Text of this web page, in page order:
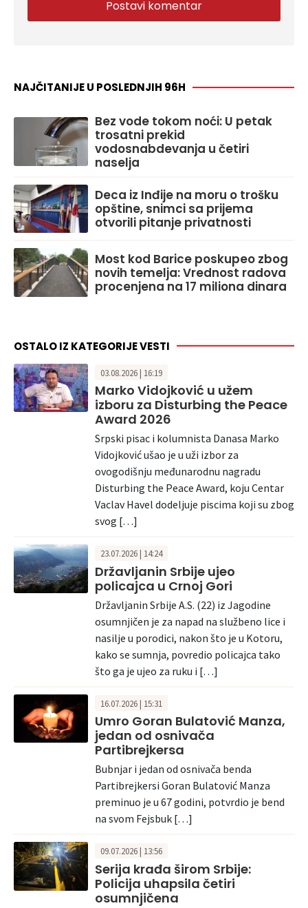
NAJČITANIJE U POSLEDNJIH 96H
Bez vode tokom noći: U petak
trosatni prekid
vodosnabdevanja u četiri
naselja
Deca iz Inđije na moru o trošku
opštine, snimci sa prijema
otvorili pitanje privatnosti
Most kod Barice poskupeo zbog
novih temelja: Vrednost radova
procenjena na 17 miliona dinara
OSTALO IZ KATEGORIJE VESTI
03.08.2026 | 16:19
Marko Vidojković u užem
izboru za Disturbing the Peace
Award 2026
Srpski pisac i kolumnista Danasa Marko
Vidojković ušao je u uži izbor za
ovogodišnju međunarodnu nagradu
Disturbing the Peace Award, koju Centar
Vaclav Havel dodeljuje piscima koji su zbog
svog […]
23.07.2026 | 14:24
Državljanin Srbije ujeo
policajca u Crnoj Gori
Državljanin Srbije A.S. (22) iz Jagodine
osumnjičen je za napad na službeno lice i
nasilje u porodici, nakon što je u Kotoru,
kako se sumnja, povredio policajca tako
što ga je ujeo za ruku i […]
16.07.2026 | 15:31
Umro Goran Bulatović Manza,
jedan od osnivača
Partibrejkersa
Bubnjar i jedan od osnivača benda
Partibrejkersi Goran Bulatović Manza
preminuo je u 67 godini, potvrdio je bend
na svom Fejsbuk […]
09.07.2026 | 13:56
Serija krađa širom Srbije:
Policija uhapsila četiri
osumnjičena